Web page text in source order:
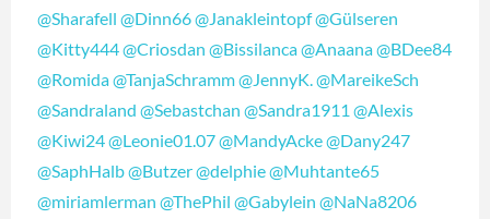
@Sharafell @Dinn66@Janakleintopf@Gülseren
@Kitty444@Criosdan @Bissilanca@Anaana@BDee84
@Romida@TanjaSchramm@JennyK.@MareikeSch
@Sandraland @Sebastchan @Sandra1911 @Alexis
@Kiwi24@Leonie01.07@MandyAcke@Dany247
@SaphHalb@Butzer@delphie@Muhtante65
@miriamlerman @ThePhil @Gabylein @NaNa8206